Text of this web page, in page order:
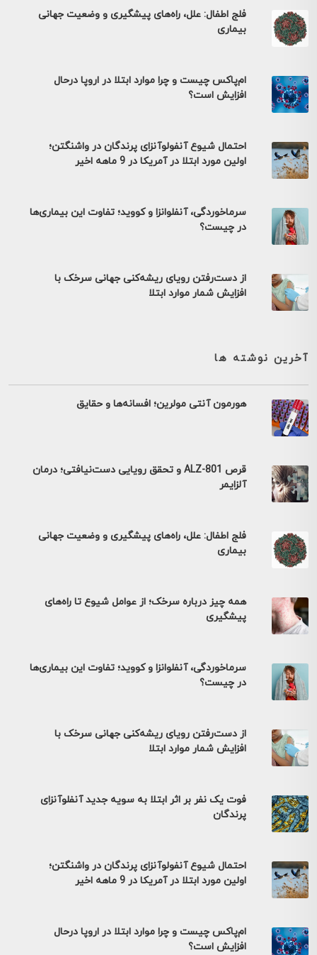
فلج اطفال: علل، راه‌های پیشگیری و وضعیت جهانی
بیماری
ام‌پاکس چیست و چرا موارد ابتلا در اروپا درحال
افزایش است؟
احتمال شیوع آنفولوآنزای پرندگان در واشنگتن؛
اولین مورد ابتلا در آمریکا در 9 ماهه اخیر
سرماخوردگی، آنفلوانزا و کووید؛ تفاوت این بیماری‌ها
در چیست؟
از دست‌رفتن رویای ریشه‌کنی جهانی سرخک با
افزایش شمار موارد ابتلا
آخرین نوشته ها
هورمون آنتی مولرین؛ افسانه‌ها و حقایق
قرص ALZ-801 و تحقق رویایی دست‌نیافتی؛ درمان
آلزایمر
فلج اطفال: علل، راه‌های پیشگیری و وضعیت جهانی
بیماری
همه چیز درباره سرخک؛ از عوامل شیوع تا راه‌های
پیشگیری
سرماخوردگی، آنفلوانزا و کووید؛ تفاوت این بیماری‌ها
در چیست؟
از دست‌رفتن رویای ریشه‌کنی جهانی سرخک با
افزایش شمار موارد ابتلا
فوت یک نفر بر اثر ابتلا به سویه جدید آنفلوآنزای
پرندگان
احتمال شیوع آنفولوآنزای پرندگان در واشنگتن؛
اولین مورد ابتلا در آمریکا در 9 ماهه اخیر
ام‌پاکس چیست و چرا موارد ابتلا در اروپا درحال
افزایش است؟